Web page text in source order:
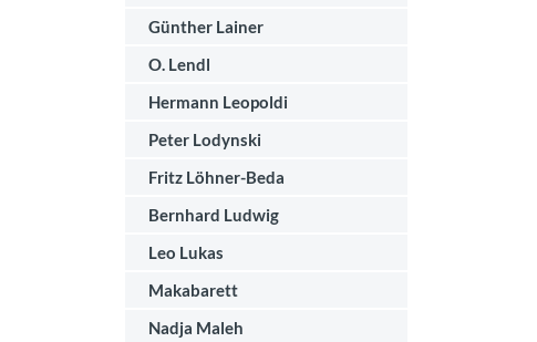
Günther Lainer
O. Lendl
Hermann Leopoldi
Peter Lodynski
Fritz Löhner-Beda
Bernhard Ludwig
Leo Lukas
Makabarett
Nadja Maleh